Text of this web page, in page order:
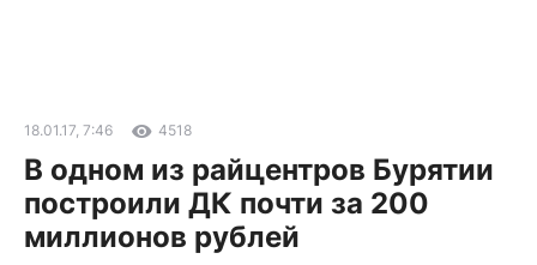
18.01.17, 7:46 4518
В одном из райцентров Бурятии
построили ДК почти за 200
миллионов рублей